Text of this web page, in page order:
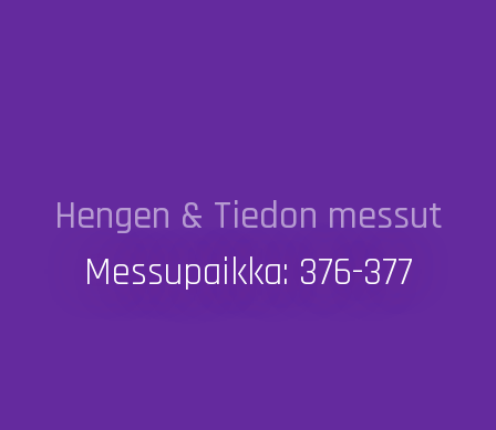
Hengen & Tiedon messut
Messupaikka: 376-377